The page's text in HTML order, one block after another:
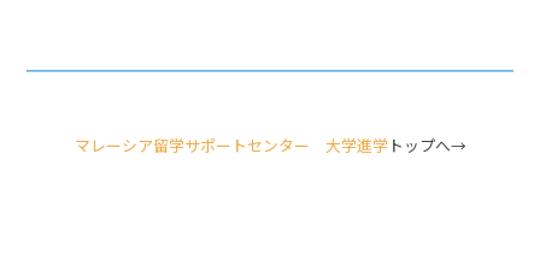
マレーシア留学サポートセンター 大学進学トップへ→